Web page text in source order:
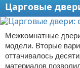
Царговые
Межкомнатные
модели. Вторые
оттачивалось
материалов